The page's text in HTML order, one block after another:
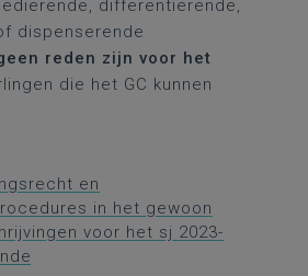
differentiërende,
dispenserende
reden zijn voor het
die het GC kunnen
en
in het gewoon
voor het sj 2023-